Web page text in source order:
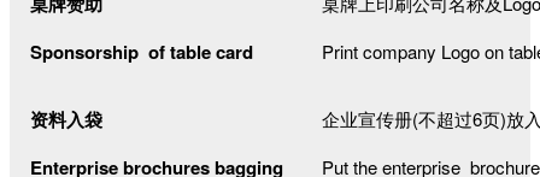
Sponsorship of table card
Print company Logo on
资料入袋
Enterprise brochures bagging
企业宣传册(不超过6页)放
Put the enterprise